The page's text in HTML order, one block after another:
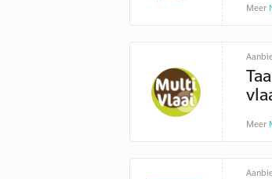
Meer
Meer